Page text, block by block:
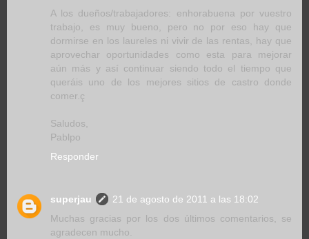
A los dueños/trabajadores: enhorabuena por vuestro
trabajo, es muy bueno, pero no por eso hay que
dormirse en los laureles ni vivir de las rentas, hay que
aprovechar oportunidades como esta para mejorar
aún más y así continuar siendo todo el tiempo que
queráis uno de los mejores sitios de castro donde
comer.ç
Saludos,
Pablpo
Responder
superjau
21 de agosto de 2011 a las 18:02
Muchas gracias por los dos últimos comentarios, se
agradecen mucho.